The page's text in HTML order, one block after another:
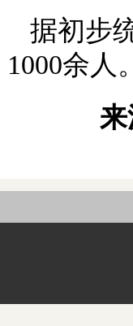
据初步
1000余人。